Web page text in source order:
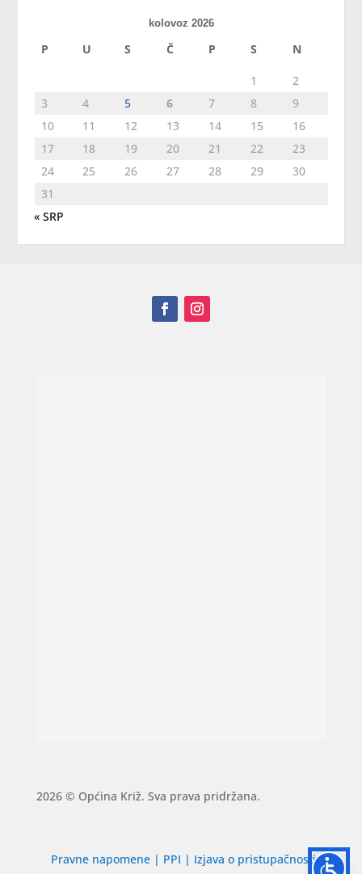
kolovoz 2026
P U S Č P S N
1
2
3
4 5 6 7 8
9
10
11 12 13 14 15
16
17
18 19 20 21 22
23
24
25 26 27 28 29
30
31
« SRP
2026 © Općina Križ. Sva prava pridržana.
Pravne napomene | PPI | Izjava o pristupačnosti|